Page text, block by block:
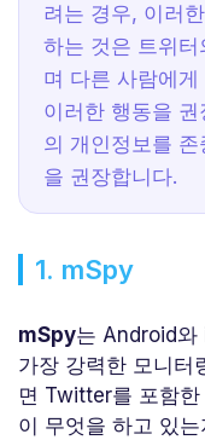
려는 경우, 이러
하는 것은 트위
며 다른 사람에
이러한 행동을
의 개인정보를
을 권장합니다.
1. mSpy
mSpy는 Android와
가장 강력한 모니터
면 Twitter를 포함
이 무엇을 하고 있